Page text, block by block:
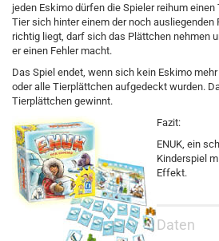
jeden Eskimo dürfen die Spieler reihum
Tier sich hinter einem der noch ausliegenden
richtig liegt, darf sich das Plättchen nehmen
er einen Fehler macht.
Das Spiel endet, wenn sich kein Eskimo
oder alle Tierplättchen aufgedeckt wurden.
Tierplättchen gewinnt.
Fazit:
ENUK, ein
Kinderspiel
Effekt.
Daten